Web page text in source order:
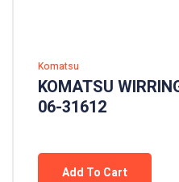
Komatsu
KOMATSU
06-31612
Add To Cart